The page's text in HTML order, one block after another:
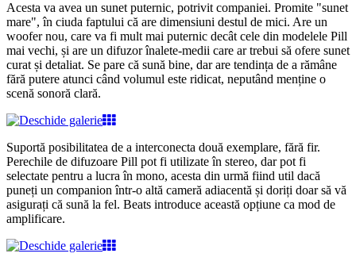
Acesta va avea un sunet puternic, potrivit companiei. Promite "sunet
mare", în ciuda faptului că are dimensiuni destul de mici. Are un
woofer nou, care va fi mult mai puternic decât cele din modelele Pill
mai vechi, și are un difuzor înalete-medii care ar trebui să ofere sunet
curat și detaliat. Se pare că sună bine, dar are tendința de a rămâne
fără putere atunci când volumul este ridicat, neputând menține o
scenă sonoră clară.
Suportă posibilitatea de a interconecta două exemplare, fără fir.
Perechile de difuzoare Pill pot fi utilizate în stereo, dar pot fi
selectate pentru a lucra în mono, acesta din urmă fiind util dacă
puneți un companion într-o altă cameră adiacentă și doriți doar să vă
asigurați că sună la fel. Beats introduce această opțiune ca mod de
amplificare.